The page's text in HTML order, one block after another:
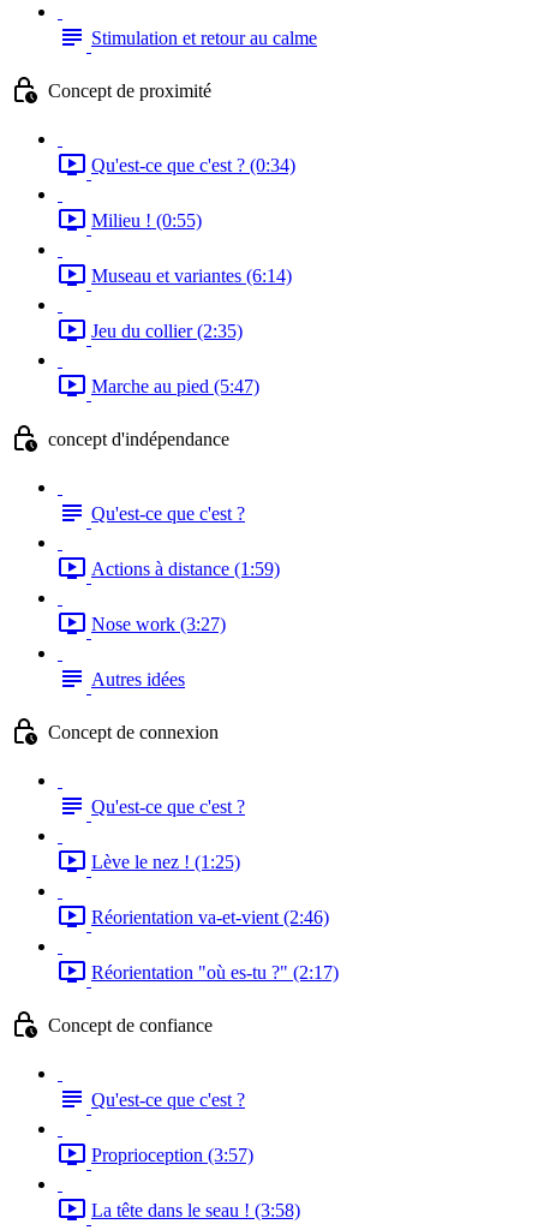
Stimulation et retour au calme
Concept de proximité
Qu'est-ce que c'est ? (0:34)
Milieu ! (0:55)
Museau et variantes (6:14)
Jeu du collier (2:35)
Marche au pied (5:47)
concept d'indépendance
Qu'est-ce que c'est ?
Actions à distance (1:59)
Nose work (3:27)
Autres idées
Concept de connexion
Qu'est-ce que c'est ?
Lève le nez ! (1:25)
Réorientation va-et-vient (2:46)
Réorientation "où es-tu ?" (2:17)
Concept de confiance
Qu'est-ce que c'est ?
Proprioception (3:57)
La tête dans le seau ! (3:58)